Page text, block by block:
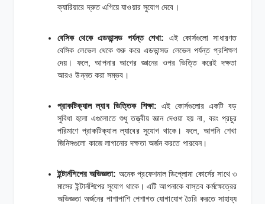
ক্যারিয়ারে দ্রুত এগিয়ে যাওয়ার সুযোগ দেবে।
বেসিক থেকে এডভান্সড পর্যন্ত শেখা: এই কোর্সগুলো সাধারণত
বেসিক লেভেল থেকে শুরু করে এডভান্সড লেভেল পর্যন্ত প্রশিক্ষণ
দেয়। ফলে, আপনার আগের জ্ঞানের ওপর ভিত্তি করেই দক্ষতা
আরও উন্নত করা সম্ভব।
প্রাকটিক্যাল ল্যাব ভিত্তিক শিক্ষা: এই কোর্সগুলোর একটি বড়
সুবিধা হলো এগুলোতে শুধু তত্ত্বীয় জ্ঞান দেওয়া হয় না, বরং প্রচুর
পরিমাণে প্রাকটিক্যাল ল্যাবের সুযোগ থাকে। ফলে, আপনি শেখা
জিনিসগুলো কাজে লাগানোর দক্ষতা অর্জন করতে পারবেন।
ইন্টার্নশিপের অভিজ্ঞতা: অনেক প্রফেশনাল ডিপ্লোমা কোর্সের সাথে ৩
মাসের ইন্টার্নশিপের সুযোগ থাকে। এটি আপনাকে বাস্তব কর্মক্ষেত্রের
অভিজ্ঞতা অর্জনের পাশাপাশি পেশাগত যোগাযোগ তৈরি করতে সাহায্য